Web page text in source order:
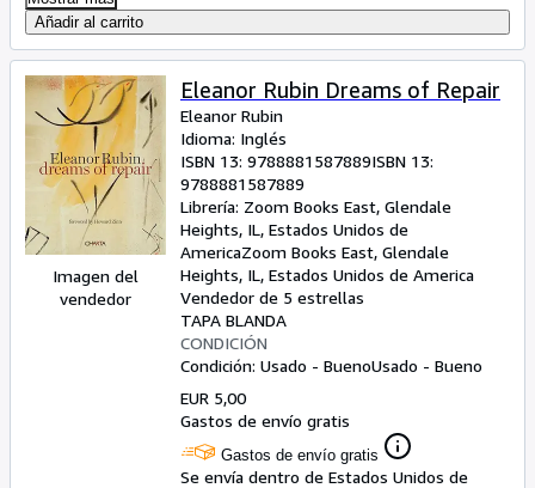
Añadir al carrito
Imagen del
vendedor
Eleanor Rubin Dreams of Repair
Eleanor Rubin
Idioma: Inglés
ISBN 13: 9788881587889ISBN 13:
9788881587889
Librería: Zoom Books East, Glendale
Heights, IL, Estados Unidos de
AmericaZoom Books East, Glendale
Heights, IL, Estados Unidos de America
Vendedor de 5 estrellas
TAPA BLANDA
CONDICIÓN
Condición: Usado - BuenoUsado - Bueno
EUR 5,00
Gastos de envío gratis
Gastos de envío gratis
Se envía dentro de Estados Unidos de